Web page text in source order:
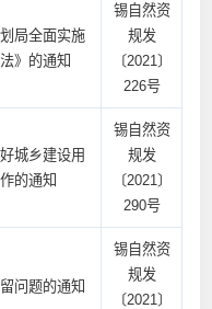
局全面实施
》的通知
锡自然资
规发
〔2021〕
226号
城乡建设用
的通知
锡自然资
规发
〔2021〕
290号
问题的通知
锡自然资
规发
〔2021〕